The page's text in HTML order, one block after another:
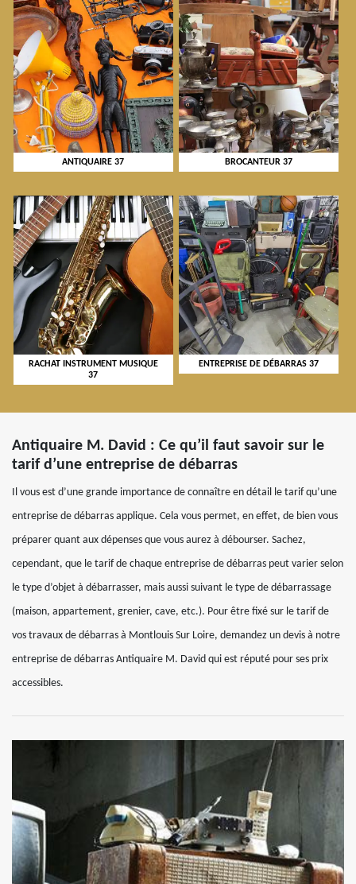
ANTIQUAIRE 37 BROCANTEUR 37
RACHAT INSTRUMENT MUSIQUE
37
ENTREPRISE DE DÉBARRAS 37
Antiquaire M. David : Ce qu’il faut savoir sur le
tarif d’une entreprise de débarras
Il vous est d’une grande importance de connaître en détail le tarif qu’une
entreprise de débarras applique. Cela vous permet, en effet, de bien vous
préparer quant aux dépenses que vous aurez à débourser. Sachez,
cependant, que le tarif de chaque entreprise de débarras peut varier selon
le type d’objet à débarrasser, mais aussi suivant le type de débarrassage
(maison, appartement, grenier, cave, etc.). Pour être fixé sur le tarif de
vos travaux de débarras à Montlouis Sur Loire, demandez un devis à notre
entreprise de débarras Antiquaire M. David qui est réputé pour ses prix
accessibles.